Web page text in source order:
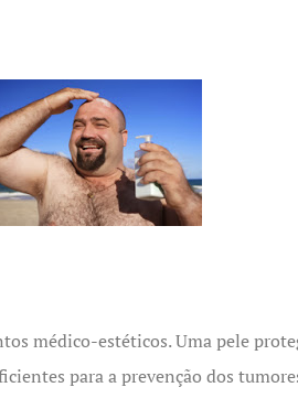
médico-estéticos. Uma pele
para a prevenção dos